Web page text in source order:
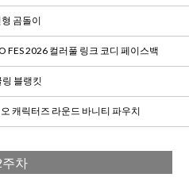
곰돌이
FES 2026 컬러풀 링크 코디 페이스백
블랭킷
캐릭터즈 라운드 바니티 파우치
주차